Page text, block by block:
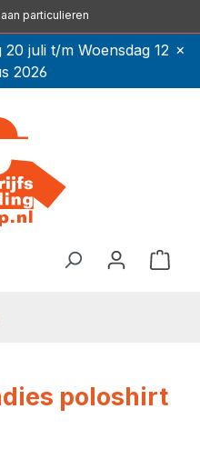
particulieren
juli t/m Woensdag 12
2026
×
poloshirt